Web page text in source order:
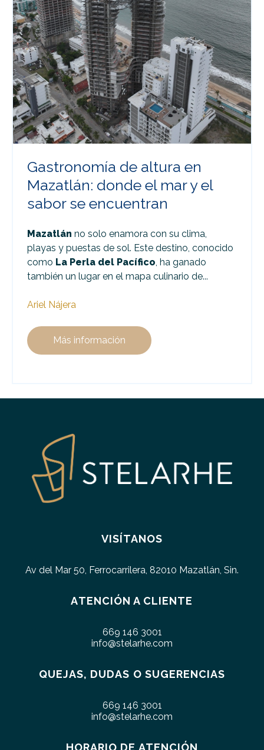
Gastronomía de altura en
Mazatlán: donde el mar y el
sabor se encuentran
Mazatlán no solo enamora con su clima,
playas y puestas de sol. Este destino, conocido
como La Perla del Pacífico, ha ganado
también un lugar en el mapa culinario de...
Ariel Nájera
Más información
VISÍTANOS
Av del Mar 50, Ferrocarrilera, 82010 Mazatlán, Sin.
ATENCIÓN A CLIENTE
669 146 3001
info@stelarhe.com
QUEJAS, DUDAS O SUGERENCIAS
669 146 3001
info@stelarhe.com
HORARIO DE ATENCIÓN